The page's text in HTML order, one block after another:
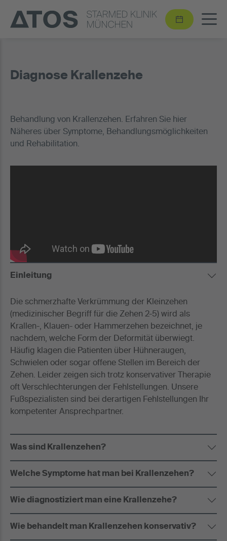
Diagnose Krallenzehe
Behandlung von Krallenzehen. Erfahren Sie hier
Näheres über Symptome, Behandlungsmöglichkeiten
und Rehabilitation.
Einleitung
Die schmerzhafte Verkrümmung der Kleinzehen
(medizinischer Begriff für die Zehen 2-5) wird als
Krallen-, Klauen- oder Hammerzehen bezeichnet, je
nachdem, welche Form der Deformität überwiegt.
Häufig klagen die Patienten über Hühneraugen,
Schwielen oder sogar offene Stellen im Bereich der
Zehen. Leider zeigen sich trotz konservativer Therapie
oft Verschlechterungen der Fehlstellungen. Unsere
Fußspezialisten sind bei derartigen Fehlstellungen Ihr
kompetenter Ansprechpartner.
Was sind Krallenzehen?
Welche Symptome hat man bei Krallenzehen?
Wie diagnostiziert man eine Krallenzehe?
Wie behandelt man Krallenzehen konservativ?